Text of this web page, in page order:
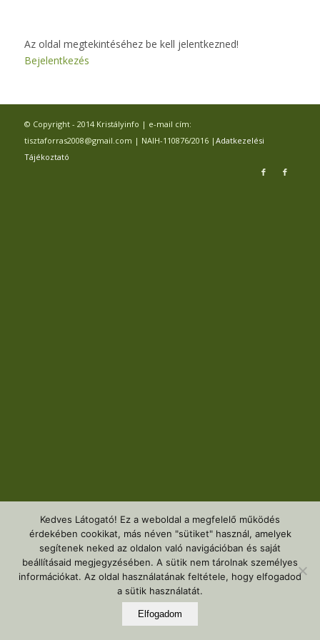
Az oldal megtekintéséhez be kell jelentkezned!
Bejelentkezés
© Copyright - 2014 Kristályinfo | e-mail cím:
tisztaforras2008@gmail.com | NAIH-110876/2016 | Adatkezelési
Tájékoztató
Kedves Látogató! Ez a weboldal a megfelelő működés
érdekében cookikat, más néven "sütiket" használ, amelyek
segítenek neked az oldalon való navigációban és saját
beállításaid megjegyzésében. A sütik nem tárolnak személyes
információkat. Az oldal használatának feltétele, hogy elfogadod
a sütik használatát.
Elfogadom